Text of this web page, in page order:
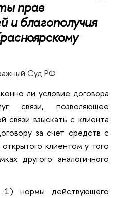
прав
благополучия
Суд РФ
ли условие договора
связи, позволяющее
связи взыскать с клиента
за счет средств с
клиентом у того
другого аналогичного
1) нормы действующего